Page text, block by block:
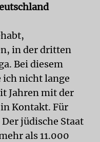
in der dritten
Bei diesem
ich nicht lange
Jahren mit der
Kontakt. Für
jüdische Staat
als 11.000